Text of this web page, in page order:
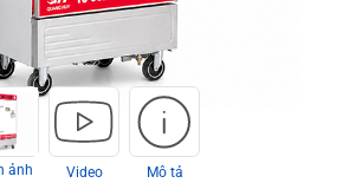
ảnh Video Mô tả